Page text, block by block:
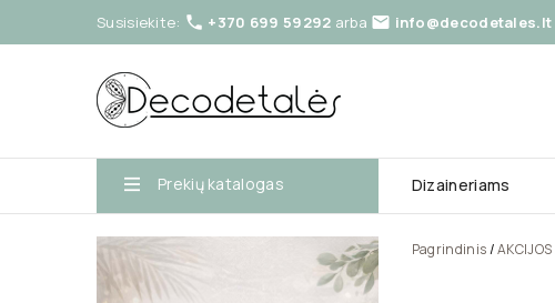
Susisiekite:  +370 699 59292 arba  info@decodetales.lt
Prekių katalogas Dizaineriams
Pagrindinis AKCIJOS